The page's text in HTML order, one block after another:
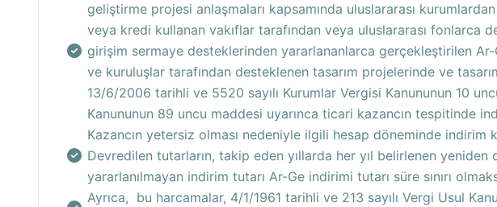
geliştirme projesi anlaşmaları kapsamında uluslararası
veya kredi kullanan vakıflar tarafından veya uluslararası
girişim sermaye desteklerinden yararlananlarca gerçekleştirilen Ar-
ve kuruluşlar tarafından desteklenen tasarım projelerinde ve
13/6/2006 tarihli ve 5520 sayılı Kurumlar Vergisi Kanununun 10
Kanununun 89 uncu maddesi uyarınca ticari kazancın tespitinde
Kazancın yetersiz olması nedeniyle ilgili hesap döneminde
Devredilen tutarların, takip eden yıllarda her yıl belirlenen yeniden
yararlanılmayan indirim tutarı Ar-Ge indirimi tutarı süre sınırı
Ayrıca, bu harcamalar, 4/1/1961 tarihli ve 213 sayılı Vergi Usul